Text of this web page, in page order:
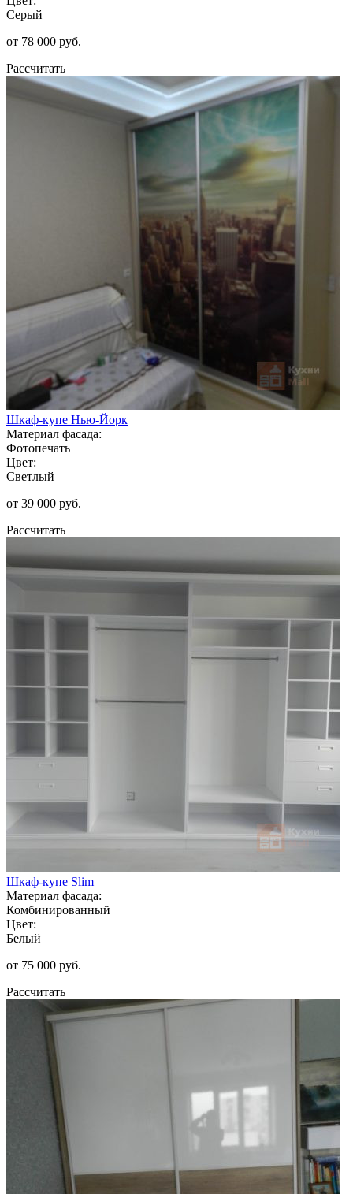
Серый
от 78 000 руб.
Рассчитать
Шкаф-купе Нью-Йорк
Материал фасада:
Фотопечать
Цвет:
Светлый
от 39 000 руб.
Рассчитать
Шкаф-купе Slim
Материал фасада:
Комбинированный
Цвет:
Белый
от 75 000 руб.
Рассчитать